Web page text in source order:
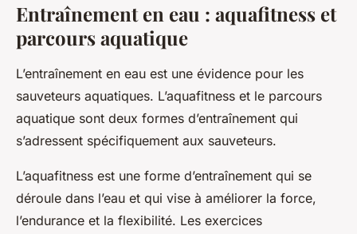
Entraînement en eau : aquafitness et
parcours aquatique
L’entraînement en eau est une évidence pour les
sauveteurs aquatiques. L’aquafitness et le parcours
aquatique sont deux formes d’entraînement qui
s’adressent spécifiquement aux sauveteurs.
L’aquafitness est une forme d’entraînement qui se
déroule dans l’eau et qui vise à améliorer la force,
l’endurance et la flexibilité. Les exercices